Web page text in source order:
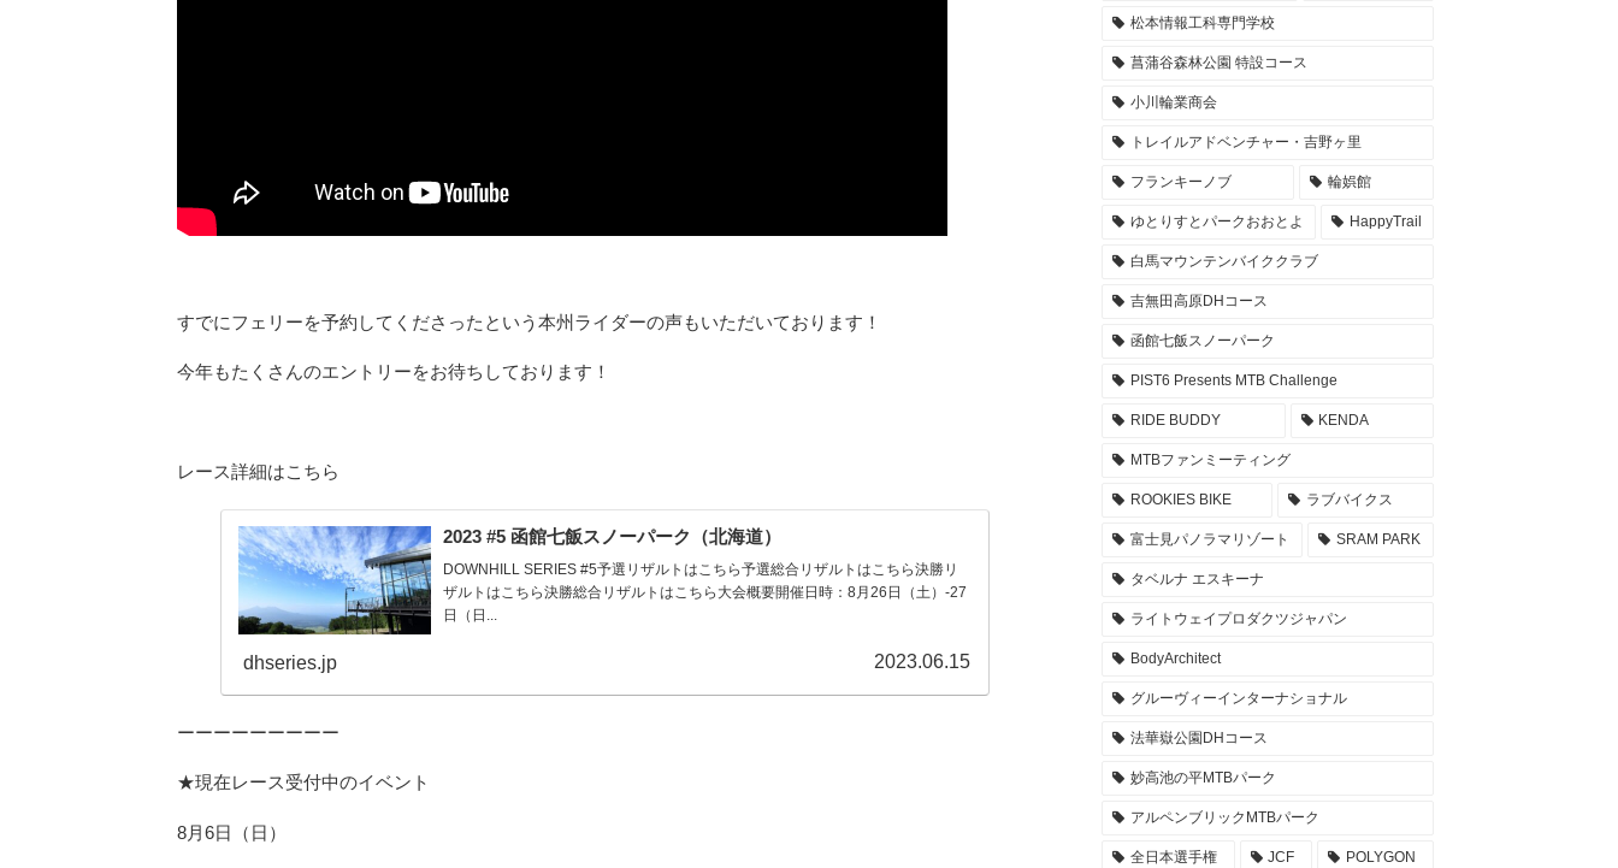
すでにフェリーを予約してくださったという本州ライダーの声もいただいております！
今年もたくさんのエントリーをお待ちしております！
レース詳細はこちら
2023 #5 函館七飯スノーパーク（北海道）
DOWNHILL SERIES #5予選リザルトはこちら予選総合リザルトはこちら決勝リ
ザルトはこちら決勝総合リザルトはこちら大会概要開催日時：8月26日（土）-27
日（日...
dhseries.jp 2023.06.15
ーーーーーーーーー
★現在レース受付中のイベント
8月6日（日）
松本情報工科専門学校
菖蒲谷森林公園 特設コース
小川輪業商会
トレイルアドベンチャー・吉野ヶ里
フランキーノブ 輪娯館
ゆとりすとパークおおとよ HappyTrail
白馬マウンテンバイククラブ
吉無田高原DHコース
函館七飯スノーパーク
PIST6 Presents MTB Challenge
RIDE BUDDY KENDA
MTBファンミーティング
ROOKIES BIKE ラブバイクス
富士見パノラマリゾート SRAM PARK
タベルナ エスキーナ
ライトウェイプロダクツジャパン
BodyArchitect
グルーヴィーインターナショナル
法華嶽公園DHコース
妙高池の平MTBパーク
アルペンブリックMTBパーク
全日本選手権 JCF POLYGON